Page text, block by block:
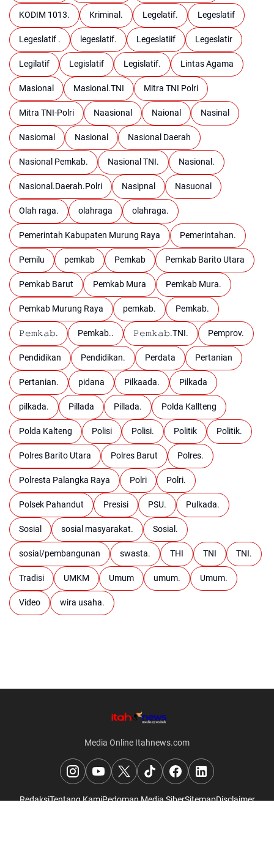
KODIM 1013. Kriminal. Legelatif. Legeslatif
Legeslatif . legeslatif. Legeslatiif Legeslatir
Legilatif Legislatif Legislatif. Lintas Agama
Masional Masional.TNI Mitra TNI Polri
Mitra TNI-Polri Naasional Naional Nasinal
Nasiomal Nasional Nasional Daerah
Nasional Pemkab. Nasional TNI. Nasional.
Nasional.Daerah.Polri Nasipnal Nasuonal
Olah raga. olahraga olahraga.
Pemerintah Kabupaten Murung Raya Pemerintahan.
Pemilu pemkab Pemkab Pemkab Barito Utara
Pemkab Barut Pemkab Mura Pemkab Mura.
Pemkab Murung Raya pemkab. Pemkab.
𝙿𝚎𝚖𝚔𝚊𝚋. Pemkab.. 𝙿𝚎𝚖𝚔𝚊𝚋.TNI. Pemprov.
Pendidikan Pendidikan. Perdata Pertanian
Pertanian. pidana Pilkaada. Pilkada
pilkada. Pillada Pillada. Polda Kallteng
Polda Kalteng Polisi Polisi. Politik Politik.
Polres Barito Utara Polres Barut Polres.
Polresta Palangka Raya Polri Polri.
Polsek Pahandut Presisi PSU. Pulkada.
Sosial sosial masyarakat. Sosial.
sosial/pembangunan swasta. THI TNI TNI.
Tradisi UMKM Umum umum. Umum.
Video wira usaha.
Media Online Itahnews.com
RedaksiTentang KamiPedoman Media SiberSitemapDisclaimer